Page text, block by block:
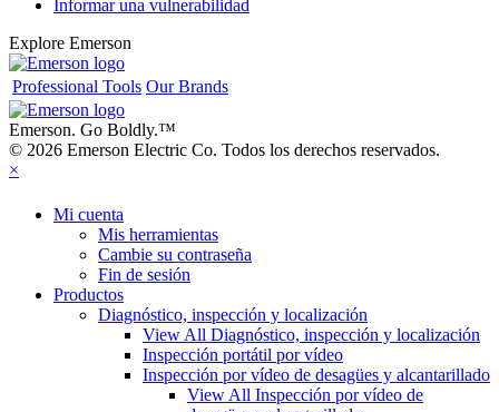
Informar una vulnerabilidad
Explore Emerson
Professional Tools Our Brands
Emerson. Go Boldly.™
© 2026 Emerson Electric Co. Todos los derechos reservados.
×
Mi cuenta
Mis herramientas
Cambie su contraseña
Fin de sesión
Productos
Diagnóstico, inspección y localización
View All Diagnóstico, inspección y localización
Inspección portátil por vídeo
Inspección por vídeo de desagües y alcantarillado
View All Inspección por vídeo de